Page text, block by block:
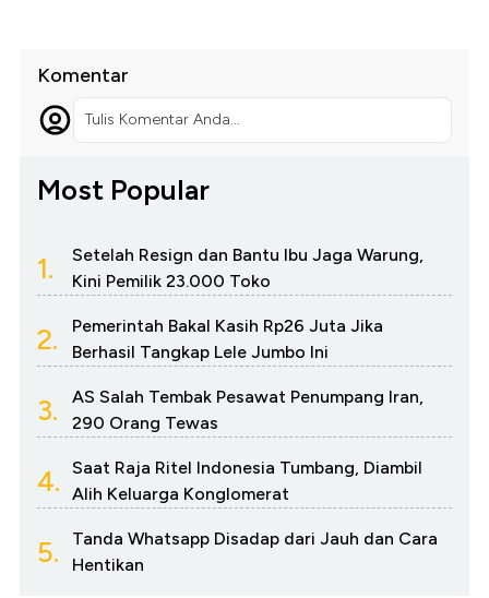
Komentar
Tulis Komentar Anda...
Most Popular
1.
Setelah Resign dan Bantu Ibu Jaga Warung,
Kini Pemilik 23.000 Toko
2.
Pemerintah Bakal Kasih Rp26 Juta Jika
Berhasil Tangkap Lele Jumbo Ini
3.
AS Salah Tembak Pesawat Penumpang Iran,
290 Orang Tewas
4.
Saat Raja Ritel Indonesia Tumbang, Diambil
Alih Keluarga Konglomerat
5.
Tanda Whatsapp Disadap dari Jauh dan Cara
Hentikan